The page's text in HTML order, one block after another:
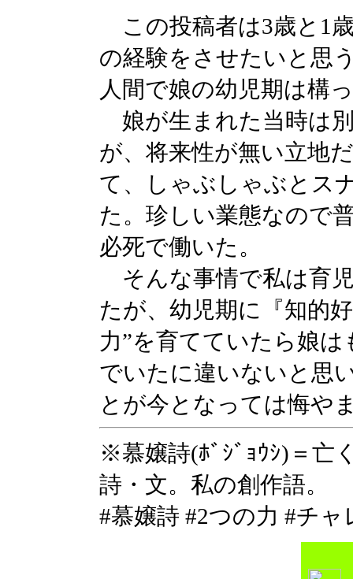
この投稿者は3歳と1
の経験をさせたいと思
人間で娘の幼児期は構
娘が生まれた当時は
が、将来性が無い立地
て、しゃぶしゃぶとス
た。珍しい業態なので
必死で働いた。
そんな事情で私は育
たが、幼児期に『知的
力”を育てていたら娘
でいたに違いないと思
とが今となっては悔や
※慕嬢詩(ﾎﾞｼﾞｮｳｼ)＝亡
詩・文。私の創作語。
#慕嬢詩 #2つの力 #チ